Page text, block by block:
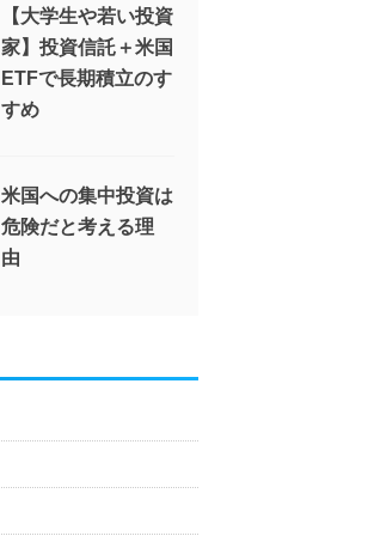
【大学生や若い投資
家】投資信託＋米国
ETFで長期積立のす
すめ
米国への集中投資は
危険だと考える理
由